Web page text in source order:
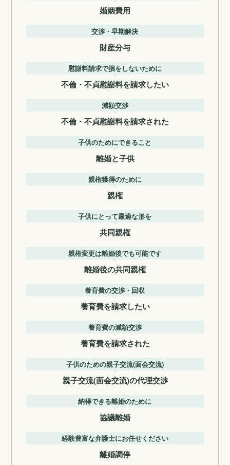
婚姻費用
交渉・早期解決
財産分与
慰謝料請求で損をしないために
不倫・不貞慰謝料を請求したい
減額交渉
不倫・不貞慰謝料を請求された
子供のためにできること
離婚と子供
親権獲得のために
親権
子供にとって最適な形を
共同親権
親権変更は離婚後でも可能です
離婚後の共同親権
養育費の交渉・回収
養育費を請求したい
養育費の減額交渉
養育費を請求された
子供のための親子交流(面会交流)
親子交流(面会交流)の代理交渉
納得できる離婚のために
協議離婚
経験豊富な弁護士にお任せください
離婚調停